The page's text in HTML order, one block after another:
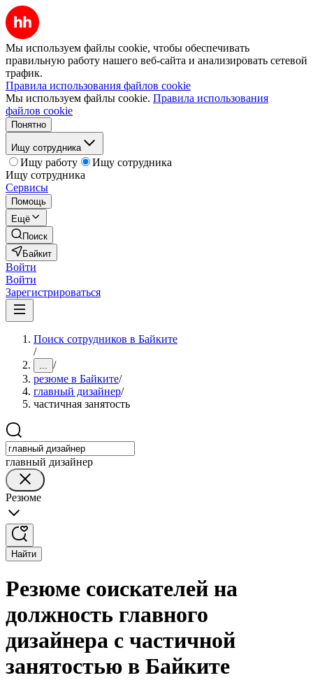
Мы используем файлы cookie, чтобы обеспечивать
правильную работу нашего веб-сайта и анализировать сетевой
трафик.
Правила использования файлов cookie
Мы используем файлы cookie. Правила использования
файлов cookie
Понятно
Ищу сотрудника
Ищу работу
Ищу сотрудника
Ищу сотрудника
Сервисы
Помощь
Ещё
Поиск
Байкит
Войти
Войти
Зарегистрироваться
Поиск сотрудников в Байките
/
... /
резюме в Байките/
главный дизайнер/
частичная занятость
главный дизайнер
Резюме
Найти
Резюме соискателей на
должность главного
дизайнера с частичной
занятостью в Байките